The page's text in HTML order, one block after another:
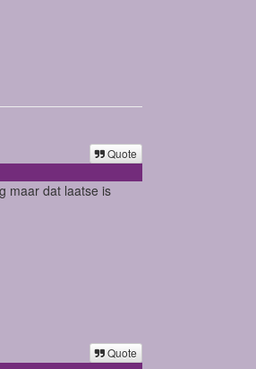
Quote
maar dat laatse is
Quote